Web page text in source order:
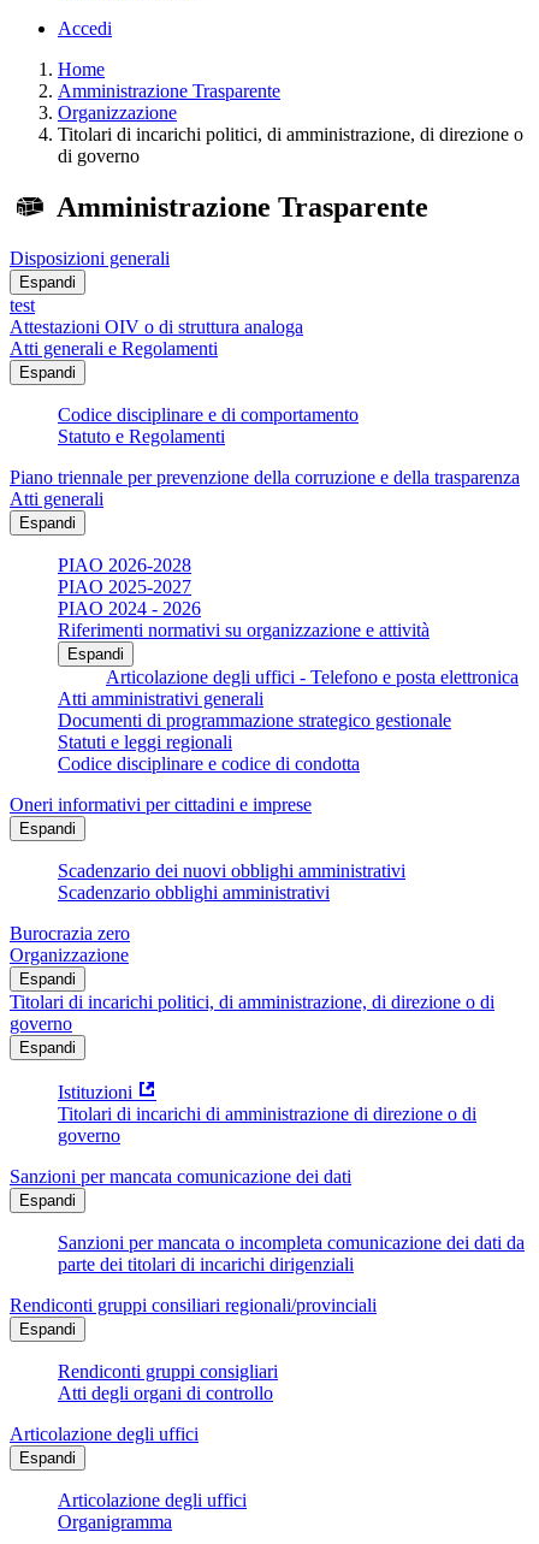
Accedi
Home
Amministrazione Trasparente
Organizzazione
Titolari di incarichi politici, di amministrazione, di direzione o
di governo
Amministrazione Trasparente
Disposizioni generali
Espandi
test
Attestazioni OIV o di struttura analoga
Atti generali e Regolamenti
Espandi
Codice disciplinare e di comportamento
Statuto e Regolamenti
Piano triennale per prevenzione della corruzione e della trasparenza
Atti generali
Espandi
PIAO 2026-2028
PIAO 2025-2027
PIAO 2024 - 2026
Riferimenti normativi su organizzazione e attività
Espandi
Articolazione degli uffici - Telefono e posta elettronica
Atti amministrativi generali
Documenti di programmazione strategico gestionale
Statuti e leggi regionali
Codice disciplinare e codice di condotta
Oneri informativi per cittadini e imprese
Espandi
Scadenzario dei nuovi obblighi amministrativi
Scadenzario obblighi amministrativi
Burocrazia zero
Organizzazione
Espandi
Titolari di incarichi politici, di amministrazione, di direzione o di
governo
Espandi
Istituzioni
Titolari di incarichi di amministrazione di direzione o di
governo
Sanzioni per mancata comunicazione dei dati
Espandi
Sanzioni per mancata o incompleta comunicazione dei dati da
parte dei titolari di incarichi dirigenziali
Rendiconti gruppi consiliari regionali/provinciali
Espandi
Rendiconti gruppi consigliari
Atti degli organi di controllo
Articolazione degli uffici
Espandi
Articolazione degli uffici
Organigramma